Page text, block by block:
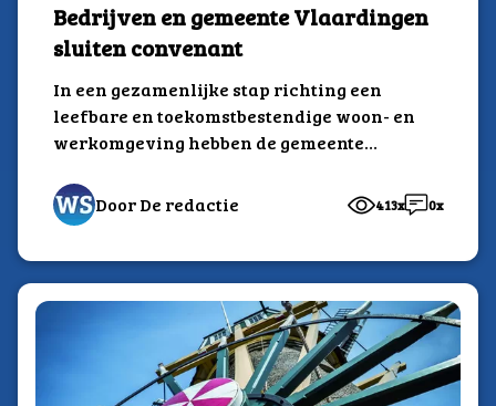
Bedrijven en gemeente Vlaardingen
sluiten convenant
In een gezamenlijke stap richting een
leefbare en toekomstbestendige woon- en
werkomgeving hebben de gemeente
het...Door De redactie 413x 0x